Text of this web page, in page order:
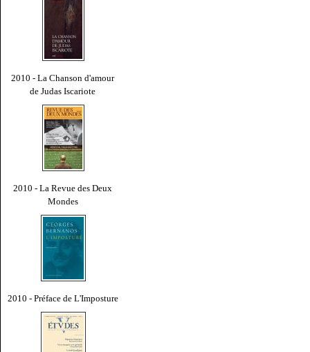
2010 - La Chanson d'amour
de Judas Iscariote
2010 - La Revue des Deux
Mondes
2010 - Préface de L'Imposture